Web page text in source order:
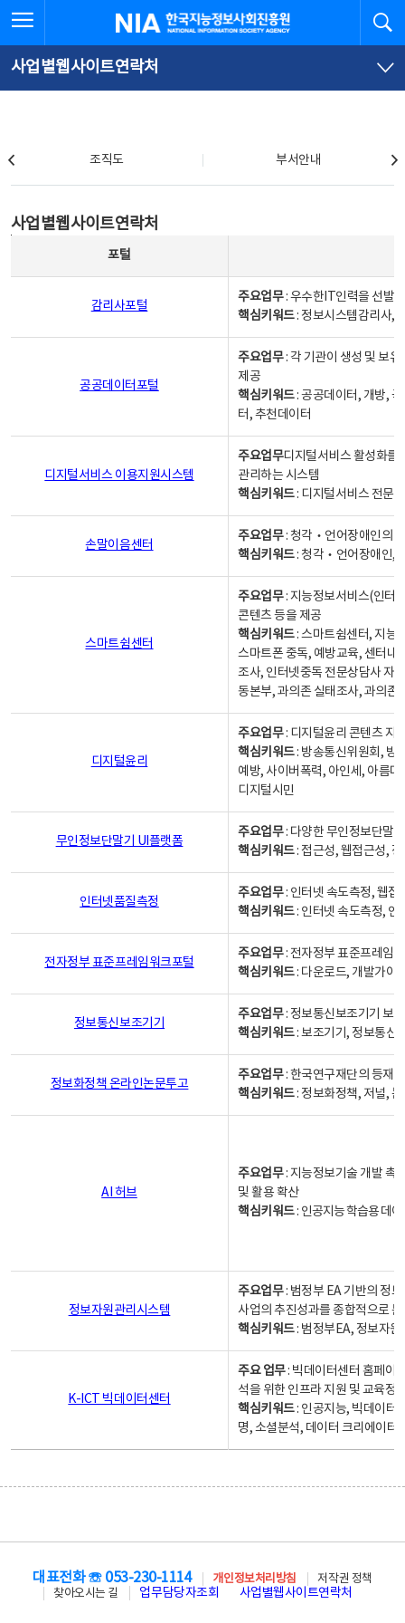
문
로
가
체
뉴
바
가
한국지능정보사회진흥원
사업별웹사이트연락처
조직도 부서안내
사업별웹사이트연락처
포털
감리사포털
주요업무: 우수한IT인력을 선발
핵심키워드: 정보시스템감리사,
공공데이터포털
주요업무: 각 기관이 생성 및 보
제공
핵심키워드: 공공데이터, 개방,
터, 추천데이터
디지털서비스 이용지원시스템
주요업무디지털서비스 활성화를
관리하는 시스템
핵심키워드: 디지털서비스 전문
손말이음센터
주요업무: 청각‧언어장애인의
핵심키워드: 청각‧언어장애인,
스마트쉼센터
주요업무: 지능정보서비스(인터
콘텐츠 등을 제공
핵심키워드: 스마트쉼센터, 지능
스마트폰 중독, 예방교육, 센터내
조사, 인터넷중독 전문상담사 자
동본부, 과의존 실태조사, 과의존
디지털윤리
주요업무: 디지털윤리 콘텐츠 지
핵심키워드: 방송통신위원회, 방
예방, 사이버폭력, 아인세, 아름
디지털시민
무인정보단말기 UI플랫폼
주요업무: 다양한 무인정보단말
핵심키워드: 접근성, 웹접근성,
인터넷품질측정
주요업무: 인터넷 속도측정, 웹접
핵심키워드: 인터넷 속도측정, 인
전자정부 표준프레임워크포털
주요업무: 전자정부 표준프레임
핵심키워드: 다운로드, 개발가이
정보통신보조기기
주요업무: 정보통신보조기기 보
핵심키워드: 보조기기, 정보통신
정보화정책 온라인논문투고
주요업무: 한국연구재단의 등재
핵심키워드: 정보화정책, 저널,
AI 허브
주요업무: 지능정보기술 개발 촉
및 활용 확산
핵심키워드: 인공지능 학습용 데
정보자원관리시스템
주요업무: 범정부 EA 기반의 정
사업의 추진성과를 종합적으로
핵심키워드: 범정부EA, 정보자
K-ICT 빅데이터센터
주요 업무: 빅데이터센터 홈페이
석을 위한 인프라 지원 및 교육정
핵심키워드: 인공지능, 빅데이터,
명, 소셜분석, 데이터 크리에이터
대표전화 ☏ 053-230-1114 개인정보처리방침
저작권 정책
찾아오시는 길
업무담당자조회 사업별웹사이트연락처